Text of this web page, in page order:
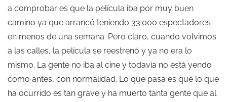
a comprobar es que la película iba por muy buen
camino ya que arrancó teniendo 33.000 espectadores
en menos de una semana. Pero claro, cuando volvimos
a las calles, la película se reestrenó y ya no era lo
mismo. La gente no iba al cine y todavía no está yendo
como antes, con normalidad. Lo que pasa es que lo que
ha ocurrido es tan grave y ha muerto tanta gente que al